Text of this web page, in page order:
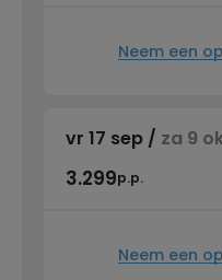
Neem een
vr 17 sep / za 9
3.299p.p.
Neem een